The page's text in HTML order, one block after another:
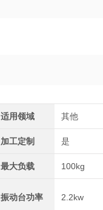
适用领域 其他
加工定制 是
最大负载 100kg
振动台功率 2.2kw